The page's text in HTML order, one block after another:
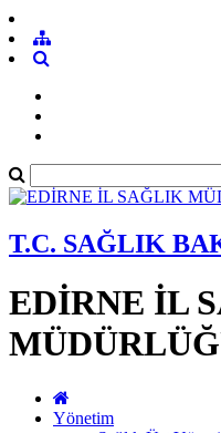
T.C. SAĞLIK
EDİRNE İL
Yönetim